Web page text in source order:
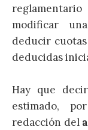
modificar
deducir
deducidas
Hay que
estimado,
redacción del